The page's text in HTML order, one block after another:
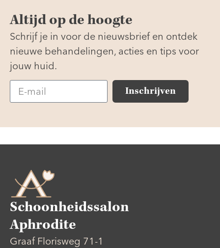
Altijd op de hoogte
Schrijf je in voor de nieuwsbrief en ontdek
nieuwe behandelingen, acties en tips voor
jouw huid.
Inschrijven
Schoonheidssalon
Aphrodite
Graaf Florisweg 71-1